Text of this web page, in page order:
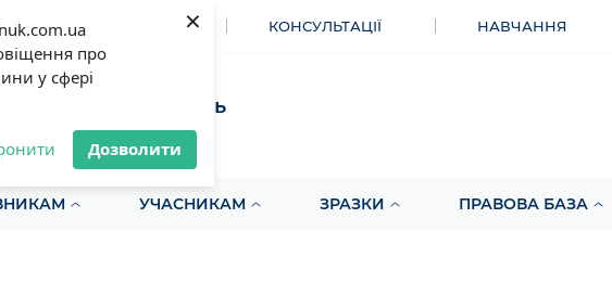
про
у сфері
Дозволити
×
ІНСТРУМЕНТИ КОНСУЛЬТАЦІЇ НАВЧАННЯ
закупівель
порталі
УЧАСНИКАМ ЗРАЗКИ ПРАВОВА БАЗА